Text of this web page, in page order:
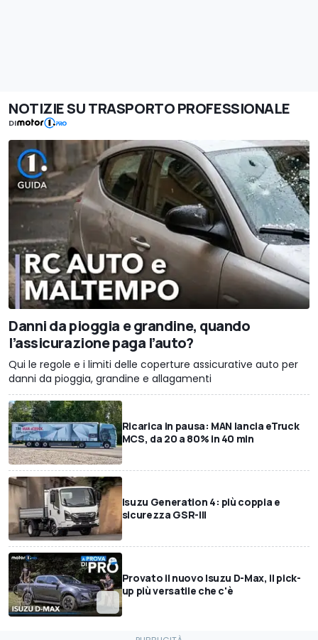
NOTIZIE SU TRASPORTO PROFESSIONALE
DI
Danni da pioggia e grandine, quando
l’assicurazione paga l’auto?
Qui le regole e i limiti delle coperture assicurative auto per
danni da pioggia, grandine e allagamenti
Ricarica in pausa: MAN lancia eTruck
MCS, da 20 a 80% in 40 min
Isuzu Generation 4: più coppia e
sicurezza GSR-III
Provato il nuovo Isuzu D-Max, il pick-
up più versatile che c'è